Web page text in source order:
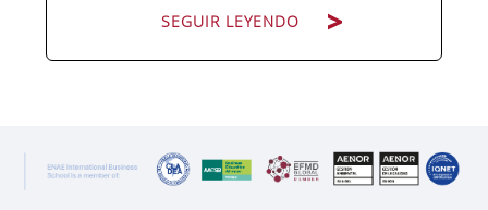
SEGUIR LEYENDO
en la estructura corporativa española
en la última década como el